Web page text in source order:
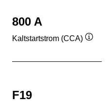
800 A
Kaltstartstrom (CCA)
F19